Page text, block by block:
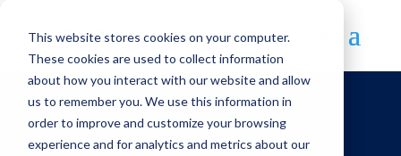
This website stores cookies on your computer.
These cookies are used to collect information
about how you interact with our website and allow
us to remember you. We use this information in
order to improve and customize your browsing
experience and for analytics and metrics about our
Home>Servicios>Pragma Academy